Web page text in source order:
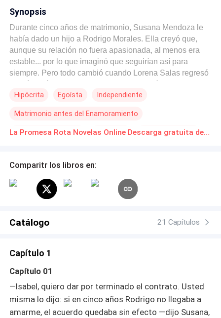
Synopsis
Durante cinco años de matrimonio, Susana Mendoza le
había dado un hijo a Rodrigo Morales. Ella creyó que,
aunque su relación no fuera apasionada, al menos era
estable... por lo que imaginó que seguirían así para
siempre. Pero todo cambió cuando Lorena Salas regresó
había sido la pieza sobrante. Rodrigo no dudaba en
nada. Incluso su propio hijo se mostraba más cercano a
esa mujer que a ella. Por suerte, todo era un contrato. En
Hipócrita Egoísta Independiente
Matrimonio antes del Enamoramiento
Desarrollo Femenino Despertar Dulce y Doloroso La Promesa Rota Novelas Online Descarga gratuita de PDF
Comparitr los libros en:
Catálogo 21 Capítulos
Capítulo 1
Capítulo 01
—Isabel, quiero dar por terminado el contrato. Usted
misma lo dijo: si en cinco años Rodrigo no llegaba a
amarme, el acuerdo quedaba sin efecto —dijo Susana,